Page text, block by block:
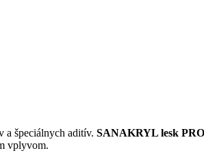
a špeciálnych aditív. SANAKRYL lesk
vplyvom.